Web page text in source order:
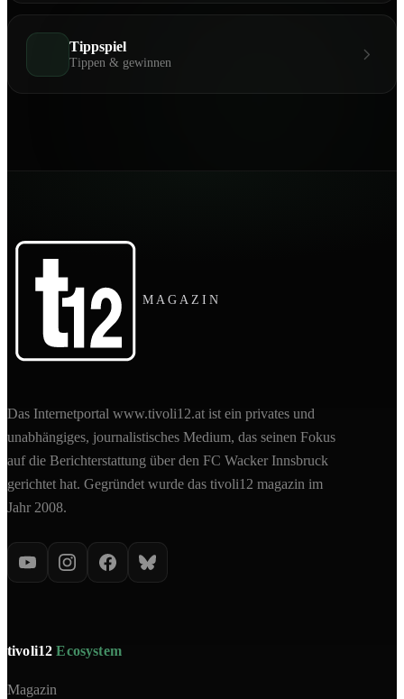
Tippspiel
Tippen & gewinnen
MAGAZIN
Das Internetportal www.tivoli12.at ist ein privates und
unabhängiges, journalistisches Medium, das seinen Fokus
auf die Berichterstattung über den FC Wacker Innsbruck
gerichtet hat. Gegründet wurde das tivoli12 magazin im
Jahr 2008.
tivoli12Ecosystem
Magazin